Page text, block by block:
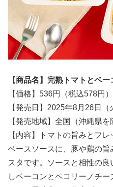
【商品名】完熟トマトとベ
【価格】536円（税込578円）
【発売日】2025年8月26日（
【発売地域】全国（沖縄県を
【内容】トマトの旨みとフ
ベースソースに、豚や鶏の
スタです。ソースと相性の
しベーコンとペコリーノチー